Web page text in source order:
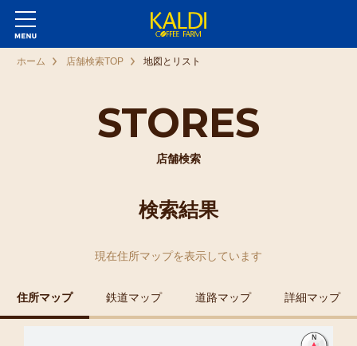
STORES
店舗検索
ホーム 店舗検索TOP 地図とリスト
検索結果
現在住所マップを表示しています
住所マップ 鉄道マップ 道路マップ 詳細マップ